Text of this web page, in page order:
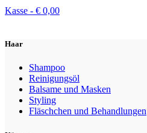
Kasse - € 0,00
Haar
Shampoo
Reinigungsöl
Balsame und Masken
Styling
Fläschchen und Behandlungen